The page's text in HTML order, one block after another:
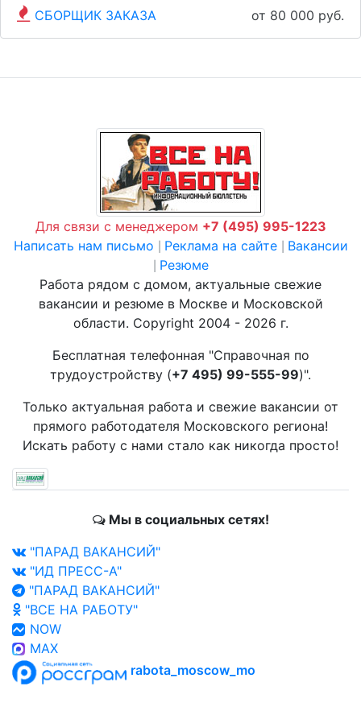
СБОРЩИК ЗАКАЗА от 80 000 руб.
Для связи с менеджером +7 (495) 995-1223
Написать нам письмо
Реклама на сайте Вакансии
Резюме
Работа рядом с домом, актуальные свежие
вакансии и резюме в Москве и Московской
области. Copyright 2004 - 2026 г.
Бесплатная телефонная "Справочная по
трудоустройству (+7 495) 99-555-99)".
Только актуальная работа и свежие вакансии от
прямого работодателя Московского региона!
Искать работу с нами стало как никогда просто!
Мы в социальных сетях!
"ПАРАД ВАКАНСИЙ"
"ИД ПРЕСС-А"
"ПАРАД ВАКАНСИЙ"
"ВСЕ НА РАБОТУ"
NOW
MAX
rabota_moscow_mo